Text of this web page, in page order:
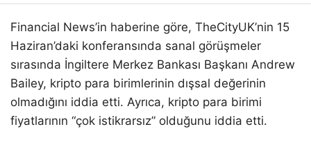
Financial News’in haberine göre, TheCityUK’nin 15
Haziran’daki konferansında sanal görüşmeler
sırasında İngiltere Merkez Bankası Başkanı Andrew
Bailey, kripto para birimlerinin dışsal değerinin
olmadığını iddia etti. Ayrıca, kripto para birimi
fiyatlarının “çok istikrarsız” olduğunu iddia etti.